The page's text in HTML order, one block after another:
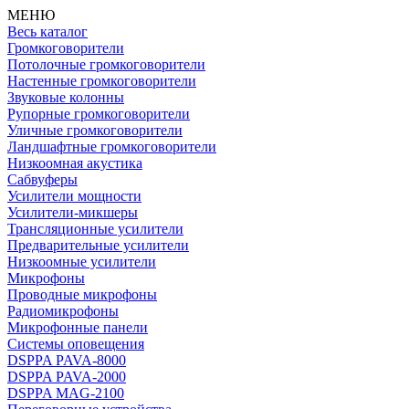
МЕНЮ
Весь каталог
Громкоговорители
Потолочные громкоговорители
Настенные громкоговорители
Звуковые колонны
Рупорные громкоговорители
Уличные громкоговорители
Ландшафтные громкоговорители
Низкоомная акустика
Сабвуферы
Усилители мощности
Усилители-микшеры
Трансляционные усилители
Предварительные усилители
Низкоомные усилители
Микрофоны
Проводные микрофоны
Радиомикрофоны
Микрофонные панели
Системы оповещения
DSPPA PAVA-8000
DSPPA PAVA-2000
DSPPA MAG-2100